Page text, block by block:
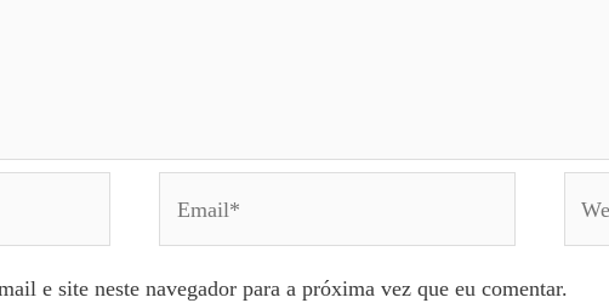
e site neste navegador para a próxima vez que eu comentar.